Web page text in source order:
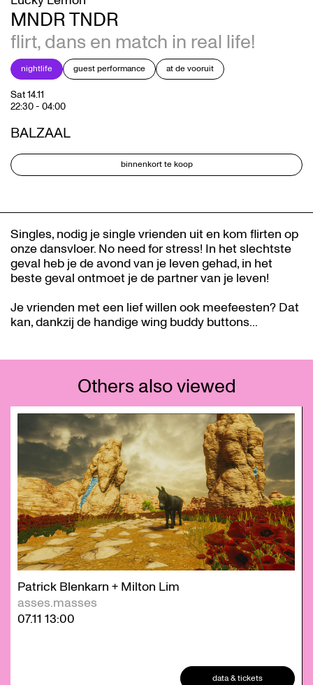
MNDR TNDR
flirt, dans en match in real life!
nightlife guest performance at de vooruit
Sat 14.11
22:30- 04:00
BALZAAL
binnenkort te koop
Singles, nodig je single vrienden uit en kom flirten op
onze dansvloer. No need for stress! In het slechtste
geval heb je de avond van je leven gehad, in het
beste geval ontmoet je de partner van je leven!
Je vrienden met een lief willen ook meefeesten? Dat
kan, dankzij de handige wing buddy buttons...
Others also viewed
Skip
Patrick Blenkarn + Milton Lim
asses.masses
07.11 13:00
data & tickets